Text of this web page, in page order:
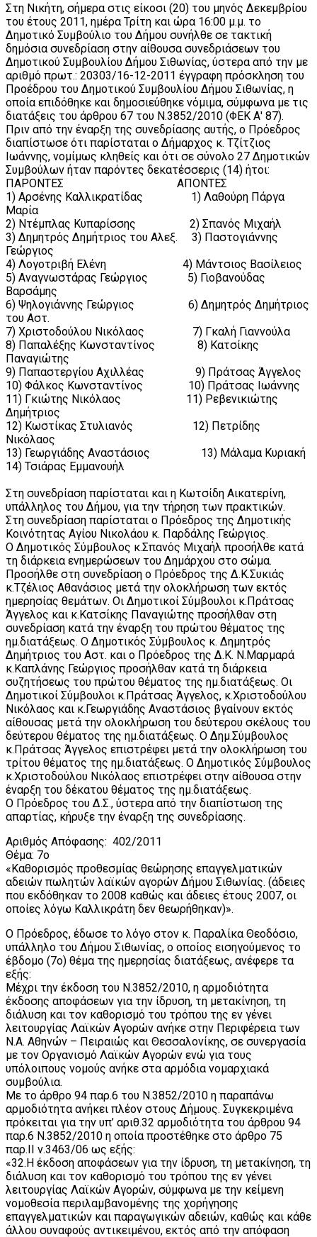
Στη Νικήτη, σήμερα στις είκοσι (20) του μηνός Δεκεμβρίου
του έτους 2011, ημέρα Τρίτη και ώρα 16:00 μ.μ. το
Δημοτικό Συμβούλιο του Δήμου συνήλθε σε τακτική
δημόσια συνεδρίαση στην αίθουσα συνεδριάσεων του
Δημοτικού Συμβουλίου Δήμου Σιθωνίας, ύστερα από την με
αριθμό πρωτ.: 20303/16-12-2011 έγγραφη πρόσκληση του
Προέδρου του Δημοτικού Συμβουλίου Δήμου Σιθωνίας, η
οποία επιδόθηκε και δημοσιεύθηκε νόμιμα, σύμφωνα με τις
διατάξεις του άρθρου 67 του Ν.3852/2010 (ΦΕΚ Α' 87).
Πριν από την έναρξη της συνεδρίασης αυτής, ο Πρόεδρος
διαπίστωσε ότι παρίσταται ο Δήμαρχος κ. Τζίτζιος
Ιωάννης, νομίμως κληθείς και ότι σε σύνολο 27 Δημοτικών
Συμβούλων ήταν παρόντες δεκατέσσερις (14) ήτοι:
ΠΑΡΟΝΤΕΣ ΑΠΟΝΤΕΣ
1) Αρσένης Καλλικρατίδας 1) Λαθούρη Πάργα
Μαρία
2) Ντέμπλας Κυπαρίσσης 2) Σπανός Μιχαήλ
3) Δημητρός Δημήτριος του Αλεξ. 3) Παστογιάννης
Γεώργιος
4) Λογοτριβή Ελένη 4) Μάντσιος Βασίλειος
5) Αναγνωστάρας Γεώργιος 5) Γιοβανούδας
Βαρσάμης
6) Ψηλογιάννης Γεώργιος 6) Δημητρός Δημήτριος
του Αστ.
7) Χριστοδούλου Νικόλαος 7) Γκαλή Γιαννούλα
8) Παπαλέξης Κωνσταντίνος 8) Κατσίκης
Παναγιώτης
9) Παπαστεργίου Αχιλλέας 9) Πράτσας Άγγελος
10) Φάλκος Κωνσταντίνος 10) Πράτσας Ιωάννης
11) Γκιώτης Νικόλαος 11) Ρεβενικιώτης
Δημήτριος
12) Κωστίκας Στυλιανός 12) Πετρίδης
Νικόλαος
13) Γεωργιάδης Αναστάσιος 13) Μάλαμα Κυριακή
14) Τσιάρας Εμμανουήλ
Στη συνεδρίαση παρίσταται και η Κωτσίδη Αικατερίνη,
υπάλληλος του Δήμου, για την τήρηση των πρακτικών.
Στη συνεδρίαση παρίσταται ο Πρόεδρος της Δημοτικής
Κοινότητας Αγίου Νικολάου κ. Παρδάλης Γεώργιος.
Ο Δημοτικός Σύμβουλος κ.Σπανός Μιχαήλ προσήλθε κατά
τη διάρκεια ενημερώσεων του Δημάρχου στο σώμα.
Προσήλθε στη συνεδρίαση ο Πρόεδρος της Δ.Κ.Συκιάς
κ.Τζέλιος Αθανάσιος μετά την ολοκλήρωση των εκτός
ημερησίας θεμάτων. Οι Δημοτικοί Σύμβουλοι κ.Πράτσας
Άγγελος και κ.Κατσίκης Παναγιώτης προσήλθαν στη
συνεδρίαση κατά την έναρξη του πρώτου θέματος της
ημ.διατάξεως. Ο Δημοτικός Σύμβουλος κ. Δημητρός
Δημήτριος του Αστ. και ο Πρόεδρος της Δ.Κ. Ν.Μαρμαρά
κ.Καπλάνης Γεώργιος προσήλθαν κατά τη διάρκεια
συζητήσεως του πρώτου θέματος της ημ.διατάξεως. Οι
Δημοτικοί Σύμβουλοι κ.Πράτσας Άγγελος, κ.Χριστοδούλου
Νικόλαος και κ.Γεωργιάδης Αναστάσιος βγαίνουν εκτός
αίθουσας μετά την ολοκλήρωση του δεύτερου σκέλους του
δεύτερου θέματος της ημ.διατάξεως. Ο Δημ.Σύμβουλος
κ.Πράτσας Άγγελος επιστρέφει μετά την ολοκλήρωση του
τρίτου θέματος της ημ.διατάξεως. Ο Δημοτικός Σύμβουλος
κ.Χριστοδούλου Νικόλαος επιστρέφει στην αίθουσα στην
έναρξη του δέκατου θέματος της ημ.διατάξεως.
Ο Πρόεδρος του Δ.Σ., ύστερα από την διαπίστωση της
απαρτίας, κήρυξε την έναρξη της συνεδρίασης.
Αριθμός Απόφασης: 402/2011
Θέμα: 7ο
«Καθορισμός προθεσμίας θεώρησης επαγγελματικών
αδειών πωλητών λαϊκών αγορών Δήμου Σιθωνίας. (άδειες
που εκδόθηκαν το 2008 καθώς και άδειες έτους 2007, οι
οποίες λόγω Καλλικράτη δεν θεωρήθηκαν)».
Ο Πρόεδρος, έδωσε το λόγο στον κ. Παραλίκα Θεοδόσιο,
υπάλληλο του Δήμου Σιθωνίας, ο οποίος εισηγούμενος το
έβδομο (7ο) θέμα της ημερησίας διατάξεως, ανέφερε τα
εξής:
Μέχρι την έκδοση του Ν.3852/2010, η αρμοδιότητα
έκδοσης αποφάσεων για την ίδρυση, τη μετακίνηση, τη
διάλυση και τον καθορισμό του τρόπου της εν γένει
λειτουργίας Λαϊκών Αγορών ανήκε στην Περιφέρεια των
Ν.Α. Αθηνών – Πειραιώς και Θεσσαλονίκης, σε συνεργασία
με τον Οργανισμό Λαϊκών Αγορών ενώ για τους
υπόλοιπους νομούς ανήκε στα αρμόδια νομαρχιακά
συμβούλια.
Με το άρθρο 94 παρ.6 του Ν.3852/2010 η παραπάνω
αρμοδιότητα ανήκει πλέον στους Δήμους. Συγκεκριμένα
πρόκειται για την υπ’ αριθ.32 αρμοδιότητα του άρθρου 94
παρ.6 Ν.3852/2010 η οποία προστέθηκε στο άρθρο 75
παρ.II ν.3463/06 ως εξής:
«32.Η έκδοση αποφάσεων για την ίδρυση, τη μετακίνηση, τη
διάλυση και τον καθορισμό του τρόπου της εν γένει
λειτουργίας Λαϊκών Αγορών, σύμφωνα με την κείμενη
νομοθεσία περιλαμβανομένης της χορήγησης
επαγγελματικών και παραγωγικών αδειών, καθώς και κάθε
άλλου συναφούς αντικειμένου, εκτός από την απόφαση